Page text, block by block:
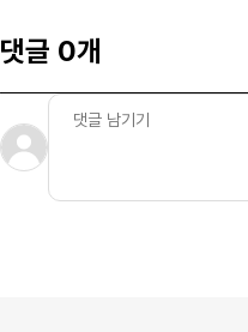
댓글 0개